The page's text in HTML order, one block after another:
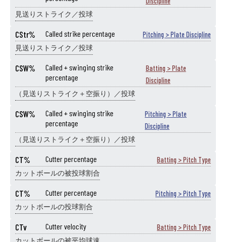
見送りストライク／投球
CStr% Called strike percentage Pitching > Plate Discipline
見送りストライク／投球
CSW%
Called + swinging strike
percentage
Batting > Plate
Discipline
（見送りストライク＋空振り）／投球
CSW%
Called + swinging strike
percentage
Pitching > Plate
Discipline
（見送りストライク＋空振り）／投球
CT% Cutter percentage Batting > Pitch Type
カットボールの被投球割合
CT% Cutter percentage Pitching > Pitch Type
カットボールの投球割合
CTv Cutter velocity Batting > Pitch Type